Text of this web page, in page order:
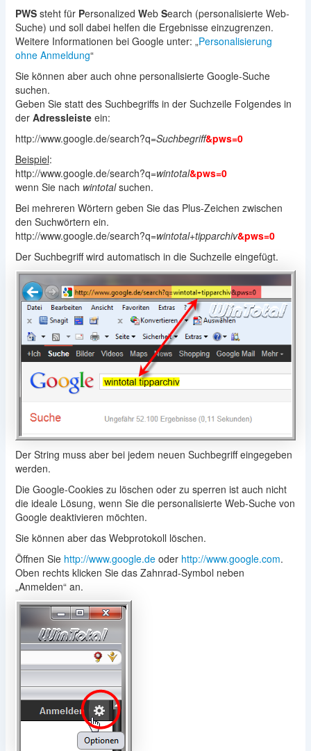
PWSsteht für Personalized Web Search (personalisierte Web-
Suche) und soll dabei helfen die Ergebnisse einzugrenzen.
Weitere Informationen bei Google unter: „Personalisierung
ohne Anmeldung“
Sie können aber auch ohne personalisierte Google-Suche
suchen.
Geben Sie statt des Suchbegriffs in der Suchzeile Folgendes in
der Adressleisteein:
http://www.google.de/search?q=Suchbegriff&pws=0
Beispiel:
http://www.google.de/search?q=wintotal&pws=0
wenn Sie nach wintotalsuchen.
Bei mehreren Wörtern geben Sie das Plus-Zeichen zwischen
den Suchwörtern ein.
http://www.google.de/search?q=wintotal+tipparchiv&pws=0
Der Suchbegriff wird automatisch in die Suchzeile eingefügt.
Der String muss aber bei jedem neuen Suchbegriff eingegeben
werden.
Die Google-Cookies zu löschen oder zu sperren ist auch nicht
die ideale Lösung, wenn Sie die personalisierte Web-Suche von
Google deaktivieren möchten.
Sie können aber das Webprotokoll löschen.
Öffnen Sie http://www.google.deoder http://www.google.com.
Oben rechts klicken Sie das Zahnrad-Symbol neben
„Anmelden“ an.